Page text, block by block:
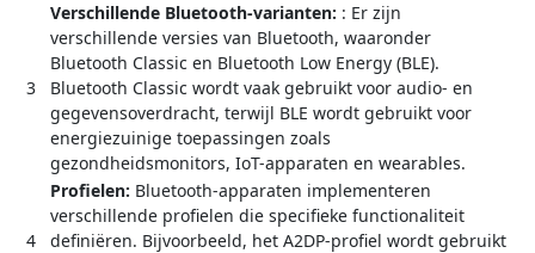
3
Verschillende Bluetooth-varianten: : Er zijn
verschillende versies van Bluetooth, waaronder
Bluetooth Classic en Bluetooth Low Energy (BLE).
Bluetooth Classic wordt vaak gebruikt voor audio- en
gegevensoverdracht, terwijl BLE wordt gebruikt voor
energiezuinige toepassingen zoals
gezondheidsmonitors, IoT-apparaten en wearables.
4
Profielen: Bluetooth-apparaten implementeren
verschillende profielen die specifieke functionaliteit
definiëren. Bijvoorbeeld, het A2DP-profiel wordt gebruikt